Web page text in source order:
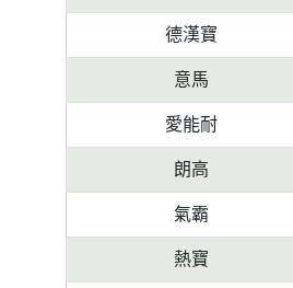
德漢寶
意馬
愛能耐
朗高
氣霸
熱寶